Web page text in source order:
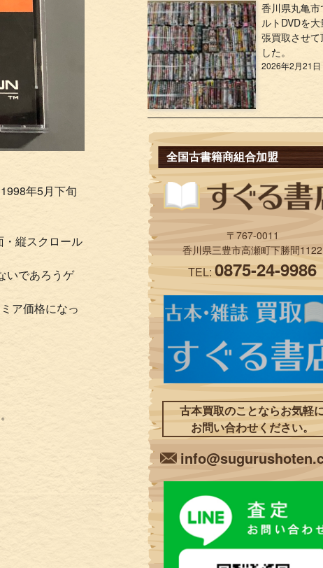
年5月下旬
縦スクロール
いであろうゲ
ア価格になっ
香川県丸亀
ルトDVDを大
張買取させて
した。
2026年2月21日
全国古書籍商組合加盟
〒767-0011
香川県三豊市高瀬町下勝間1122
TEL:0875-24-9986
古本買取のことならお気軽
お問い合わせください。